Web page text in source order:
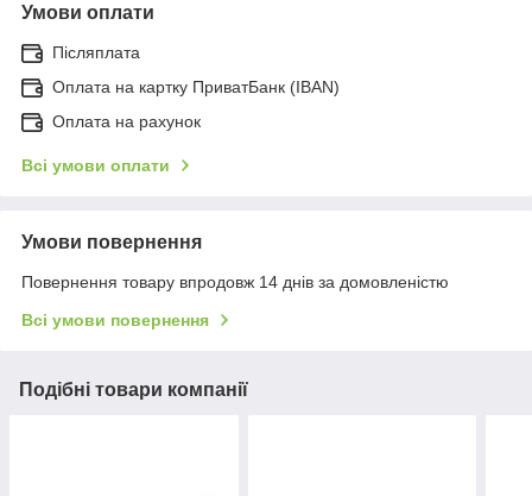
Умови оплати
Післяплата
Оплата на картку ПриватБанк (IBAN)
Оплата на рахунок
Всі умови оплати
Умови повернення
Повернення товару впродовж 14 днів за домовленістю
Всі умови повернення
Подібні товари компанії